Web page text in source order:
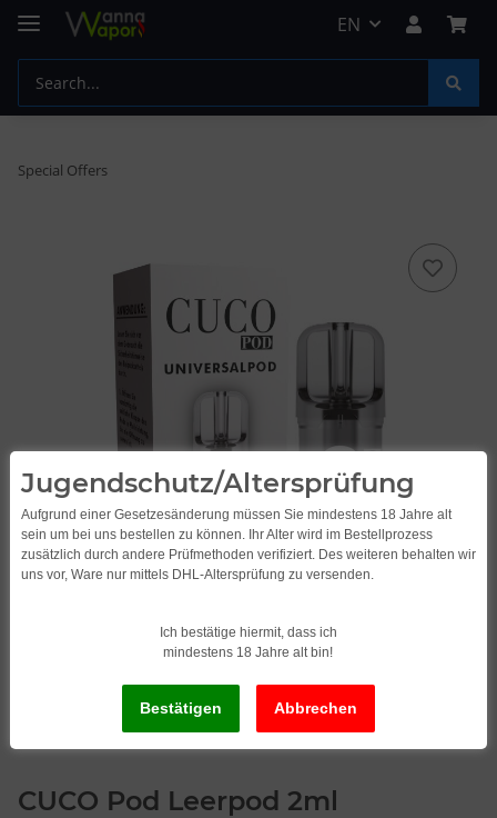
EN
Special Offers
CUCO Pod Leerpod 2ml
Jugendschutz/Altersprüfung
Aufgrund einer Gesetzesänderung müssen Sie mindestens 18 Jahre alt
sein um bei uns bestellen zu können. Ihr Alter wird im Bestellprozess
zusätzlich durch andere Prüfmethoden verifiziert. Des weiteren behalten wir
uns vor, Ware nur mittels DHL-Altersprüfung zu versenden.
Ich bestätige hiermit, dass ich
mindestens 18 Jahre alt bin!